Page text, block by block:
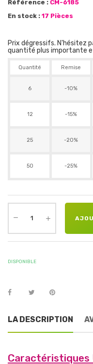
Référence : CM-6185
En stock : 17 Pièces
Prix dégressifs. N'hésitez
quantité plus importante
Quantité Remise
6 -10%
12 -15%
25 -20%
50 -25%
DISPONIBLE
LA DESCRIPTION
Caractéristiques